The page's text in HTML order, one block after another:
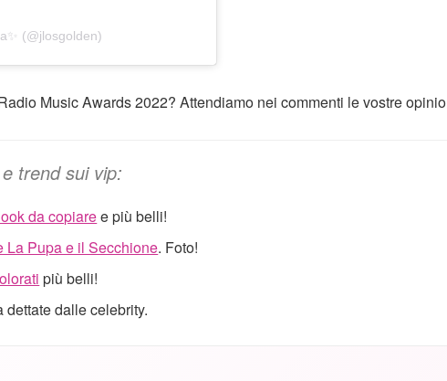
(@jlosgolden)
Music Awards 2022? Attendiamo nei commenti le vostre
trend sui vip:
da copiaree più belli!
La Pupa e il Secchione. Foto!
più belli!
dettate dalle celebrity.